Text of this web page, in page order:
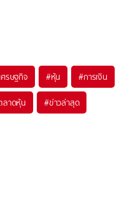
ศรษฐกิจ #หุ้น #การเงิน
ลาดหุ้น #ข่าวล่าสุด